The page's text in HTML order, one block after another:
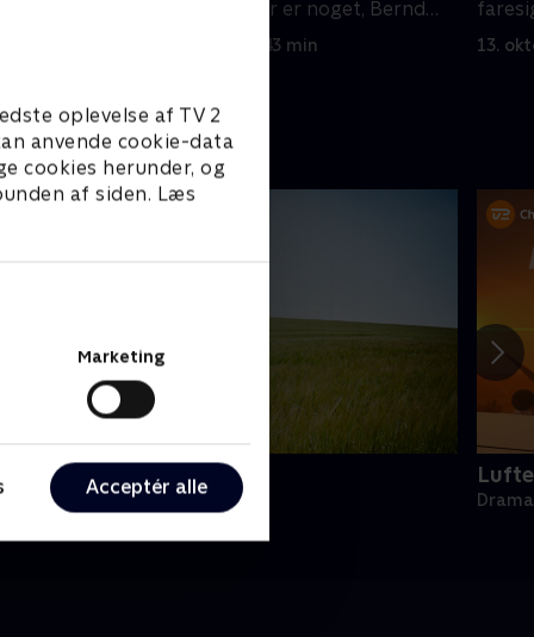
oplevelse af TV 2
anvende cookie-data
cookies herunder, og
af siden. Læs
Marketing
Acceptér alle
op for ham, at der er noget, Bernd
12. oktober 2020 • 43 min
inden
13.
Doc Martin
• 10 sæsoner